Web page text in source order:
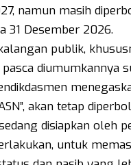
namun masih
31 Desember 2026.
publik,
diumumkannya
akan tetap
disiapkan oleh
untuk